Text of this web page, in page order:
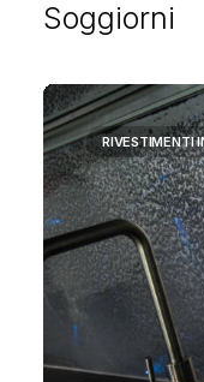
Soggiorni
RIVESTIMENTI